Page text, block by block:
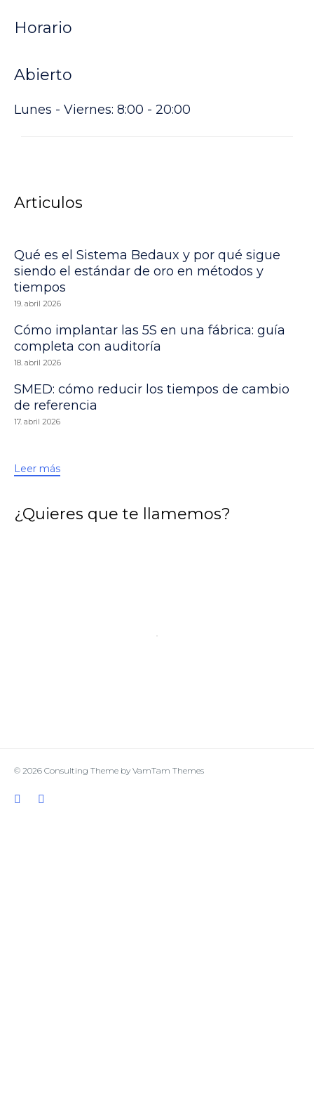
Horario
Abierto
Lunes - Viernes: 8:00 - 20:00
Articulos
Qué es el Sistema Bedaux y por qué sigue
siendo el estándar de oro en métodos y
tiempos
19. abril 2026
Cómo implantar las 5S en una fábrica: guía
completa con auditoría
18. abril 2026
SMED: cómo reducir los tiempos de cambio
de referencia
17. abril 2026
Leer más
¿Quieres que te llamemos?
© 2026 Consulting Theme by VamTam Themes